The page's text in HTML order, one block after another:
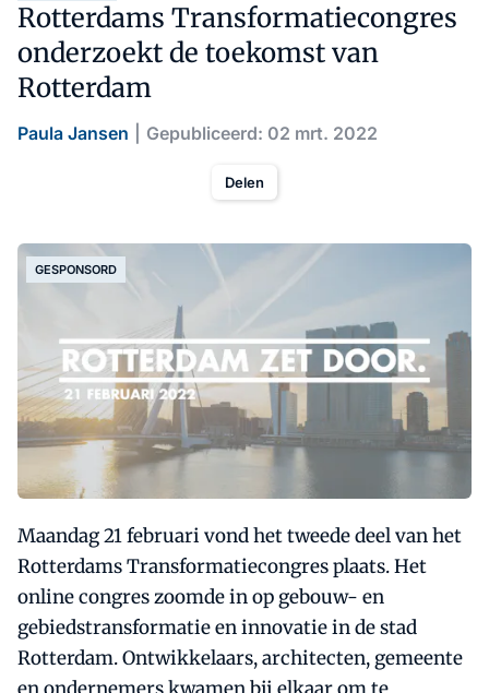
Rotterdams Transformatiecongres
onderzoekt de toekomst van
Rotterdam
Paula Jansen Gepubliceerd: 02 mrt. 2022
Delen
GESPONSORD
Maandag 21 februari vond het tweede deel van het
Rotterdams Transformatiecongres plaats. Het
online congres zoomde in op gebouw- en
gebiedstransformatie en innovatie in de stad
Rotterdam. Ontwikkelaars, architecten, gemeente